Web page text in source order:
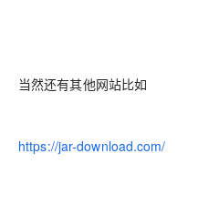
当然还有其他网站比如
https://jar-download.com/